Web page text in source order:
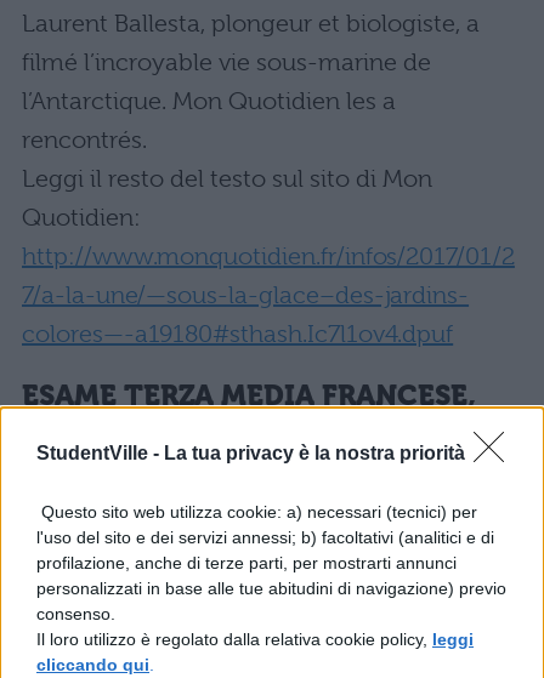
StudentVille - La tua privacy è la nostra priorità
Questo sito web utilizza cookie: a) necessari (tecnici) per
l'uso del sito e dei servizi annessi; b) facoltativi (analitici e di
profilazione, anche di terze parti, per mostrarti annunci
personalizzati in base alle tue abitudini di navigazione) previo
consenso.
Il loro utilizzo è regolato dalla relativa cookie policy, leggi
cliccando qui
Laurent Ballesta, plongeur et biologiste, a
filmé l’incroyable vie sous-marine de
l’Antarctique. Mon Quotidien les a
rencontrés.
Leggi il resto del testo sul sito di Mon
Quotidien:
http://www.monquotidien.fr/infos/2017/01/2
7/a-la-une/—sous-la-glace–des-jardins-
colores—-a19180#sthash.Ic7l1ov4.dpuf
ESAME TERZA MEDIA FRANCESE,
QUESTIONARIO E RISPOSTE
Una volta letto e riletto il brano è arrivato il
momento di leggere e rispondere alle
domande sul testo, come mostrato
dall’esempio seguente